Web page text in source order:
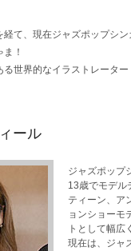
て、現在ジャズポップシ
！
世界的なイラストレータ
ール
ジャズポップ
13歳でモデル
ティーン、ア
ョンショーモ
トとして幅広
現在は、ジャ